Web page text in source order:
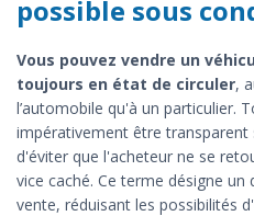
possible sous
Vous pouvez vendre un
toujours en état de circuler,
l’automobile qu'à un particulier.
impérativement être
d'éviter que l'acheteur ne se
vice caché. Ce terme désigne
vente, réduisant les possibilités